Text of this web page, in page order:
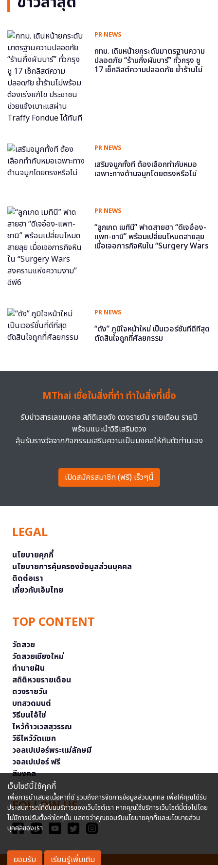
PR NEWS
กทม. เดินหน้ายกระดับมาตรฐานความ
ปลอดภัย “ร้านกึ่งผับบาร์” ทั่วกรุง ชู
17 เช็กลิสต์ความปลอดภัย ย้ำร้านไม่
PR NEWS
เสริมจมูกทั้งที ต้องเลือกทำกับหมอ
เฉพาะทางด้านจมูกโดยตรงหรือไม่
PR NEWS
“ลูกเกด เมทินี” ฟาดสายฮา “ดีเจอ๋อง-
แพท-ซานิ” พร้อมเปลี่ยนโหมดสายลุย
เมื่อเจอภารกิจหินใน “Surgery Wars
PR NEWS
“ดัง” ภูมิใจหน้าใหม่ เป็นเวอร์ชั่นที่ดีที่สุด
ตัดสินใจถูกที่ศัลยกรรม
MThai เชื่อในสิ่งที่ทำ ทำในสิ่งที่เชื่อ
รับข่าวสารเลขมงคล สถิติเลขดัง ดวงรายวัน รายเดือน รายปี
พร้อมแนะนำวิธีเสริมดวง
ลุ้นรับรางวัลจากกิจกรรมเสริมความเป็นมงคลให้กับตัวท่านเอง
เปิดสมัครสมาชิก (ฟรี) เร็วๆนี้
LEGAL
นโยบายคุกกี้
นโยบายการคุ้มครองข้อมูลส่วนบุคคล
ติดต่อเรา
เกี่ยวกับเอ็มไทย
TOP CONTENT
วัดสวย
วัดสวยเชียงใหม่
ทำนายฝัน
สถิติหวยรายเดือน
ดวงรายวัน
บทสวดมนต์
วิธีบนไอ้ไข่
ไหว้ท้าวเวสสุวรรณ
วิธีไหว้วัดแขก
วอลเปเปอร์พระแม่ลักษมี
วอลเปเปอร์ ฟรี
สีมงคล
FOLLOW US
เว็บไซต์นี้ใช้คุกกี้
เพื่อการนำเสนอเนื้อหาที่ดี รวมถึงการจัดการข้อมูลส่วนบุคคล เพื่อให้คุณได้รับ
ประสบการณ์ที่ดีบนบริการของเว็บไซต์เรา หากคุณใช้บริการเว็บไซต์นี้ต่อไปโดย
ไม่มีการปรับตั้งค่าใดๆนั้น แสดงว่าคุณยอมรับนโยบายคุกกี้และนโยบายส่วน
บุคคลของเรา
ยอมรับ เรียนรู้เพิ่มเติม